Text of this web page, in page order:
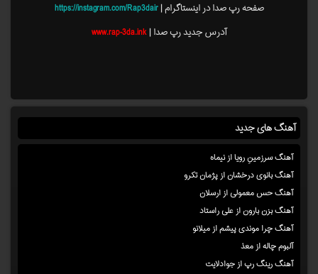
صفحه رپ صدا در اینستاگرام |https://instagram.com/Rap3dair
آدرس جدید رپ صدا |www.rap-3da.ink
آهنگ های جدید
آهنگ سرزمینِ رویا از نیماه
آهنگ بانوی درخشان از پژمان تکرو
آهنگ حس معمولی از ارسلان
آهنگ بزن بارون از علی راستاد
آهنگ چرا موندی پیشم از میلانو
آلبوم چاله از معذ
آهنگ رینگ رپ از جوادلایت